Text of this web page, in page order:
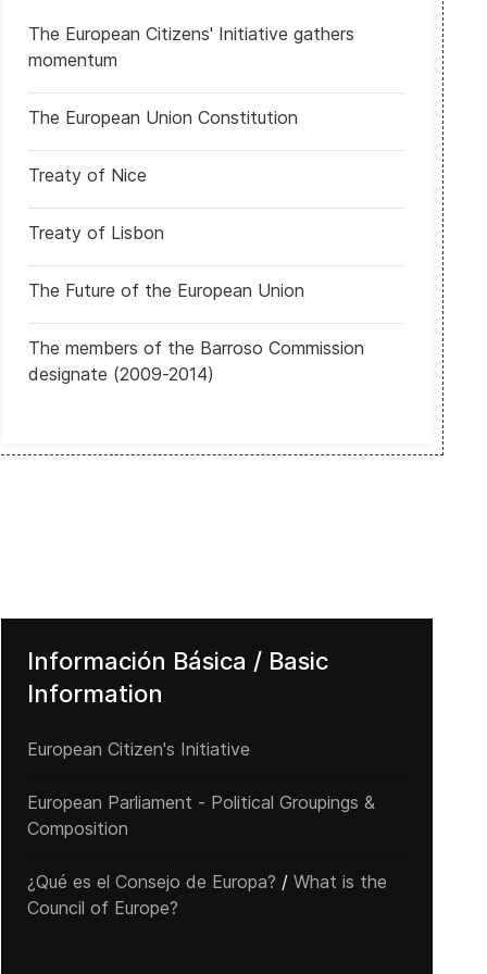
hará el 26 de octubre
Votan elecciones de las que saldrá su nuevo líder y un
The European Citizens' Initiative gathers
momentum
The European Union Constitution
Treaty of Nice
Treaty of Lisbon
The Future of the European Union
The members of the Barroso Commission
designate (2009-2014)
Información Básica / Basic
Information
European Citizen's Initiative
European Parliament - Political Groupings &
Composition
¿Qué es el Consejo de Europa? / What is the
Council of Europe?